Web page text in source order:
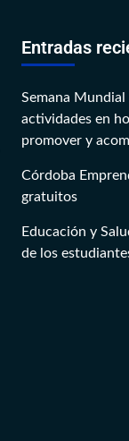
Entradas
Semana
actividades en
promover y
Córdoba
gratuitos
Educación y
de los